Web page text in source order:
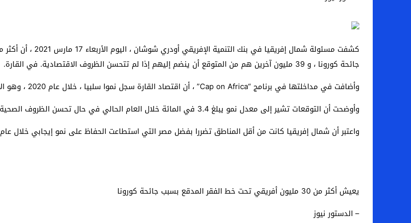
عالم الجريمة – قُتل أربعة مهاجرين غير شرعيين أثناء محاولتهم عبور القناة الإنجليزية باتجاه بريطانيا
مال و اعمال – انكماش الاقتصاد السعودي للمرة الأولى منذ عامين ونصف
جائحة كورونا ، و 39 مليون آخرين هم من المتوقع أن ينضم إليهم إذا لم تتحسن الظروف الاقتصادية. في القارة.
وأضافت في مداخلتها في برنامج “Cap on Africa” ​​، أن اقتصاد القارة سجل نموا سلبيا ، خلال عام 2020 ، وهو الأدنى منذ نصف قرن ، في حدود -2.1٪.
وأوضحت أن التوقعات تشير إلى معدل نمو يبلغ 3.4 في المائة خلال العام الحالي في حال تحسن الظروف الصحية في إفريقيا.
واعتبر أن شمال إفريقيا كانت من أقل المناطق تضررا بفضل مصر التي استطاعت الحفاظ على نمو إيجابي خلال عام 2020.
يعيش أكثر من 30 مليون أفريقي تحت خط الفقر المدقع بسبب جائحة كورونا
– الدستور نيوز